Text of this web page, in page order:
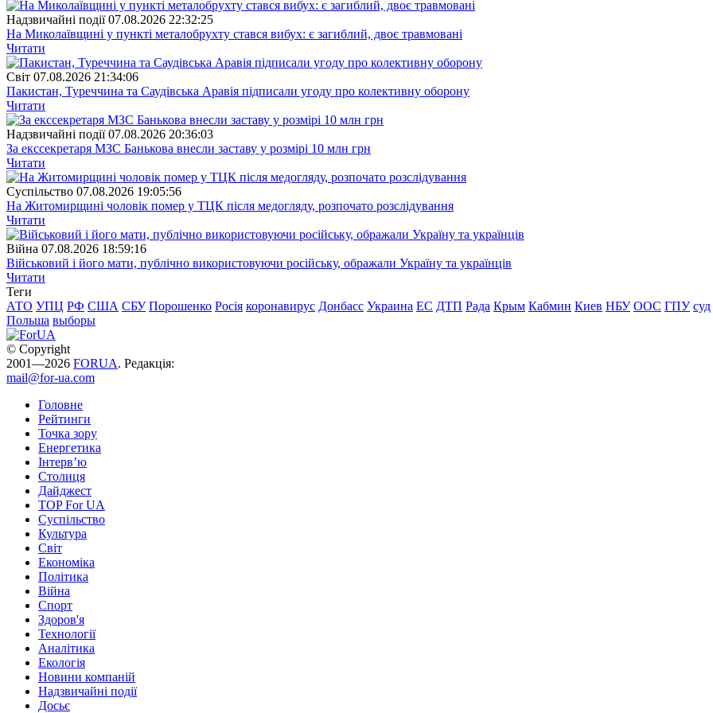
Надзвичайні події 07.08.2026 22:32:25
На Миколаївщині у пункті металобрухту стався вибух: є загиблий, двоє травмовані
Читати
Свiт 07.08.2026 21:34:06
Пакистан, Туреччина та Саудівська Аравія підписали угоду про колективну оборону
Читати
Надзвичайні події 07.08.2026 20:36:03
За екссекретаря МЗС Банькова внесли заставу у розмірі 10 млн грн
Читати
Суспiльство 07.08.2026 19:05:56
На Житомирщині чоловік помер у ТЦК після медогляду, розпочато розслідування
Читати
Війна 07.08.2026 18:59:16
Військовий і його мати, публічно використовуючи російську, ображали Україну та українців
Читати
Теги
АТО УПЦ РФ США СБУ Порошенко Росія коронавирус Донбасс Украина ЕС ДТП Рада Крым Кабмин Киев НБУ ООС ГПУ суд
Польша выборы
© Copyright
2001—2026 FORUA. Редакція:
mail@for-ua.com
Головне
Рейтинги
Точка зору
Енергетика
Інтерв’ю
Столиця
Дайджест
TOP For UA
Суспiльство
Культура
Світ
Економіка
Політика
Війна
Спорт
Здоров'я
Технології
Аналітика
Екологія
Новини компаній
Надзвичайні події
Досьє